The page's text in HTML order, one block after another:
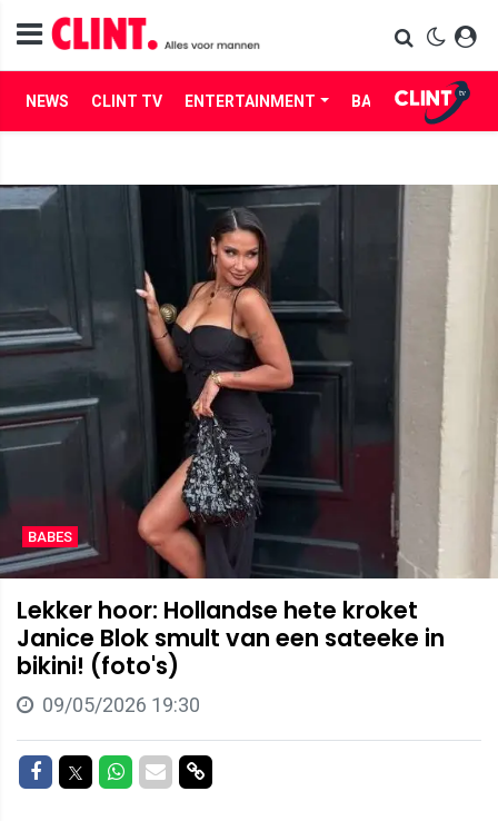
NEWS CLINT TV ENTERTAINMENT BABES LIFE
BABES
Lekker hoor: Hollandse hete kroket
Janice Blok smult van een sateeke in
bikini! (foto's)
09/05/2026 19:30
Delen op Facebook
Delen op Twitter
Delen op Whatsapp
Delen via Mail
Delen via link